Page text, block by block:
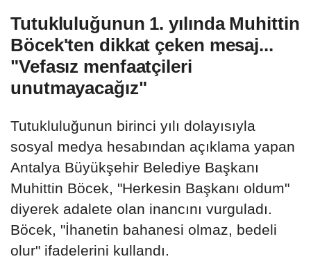
Tutukluluğunun 1. yılında Muhittin
Böcek'ten dikkat çeken mesaj...
"Vefasız menfaatçileri
unutmayacağız"
Tutukluluğunun birinci yılı dolayısıyla
sosyal medya hesabından açıklama yapan
Antalya Büyükşehir Belediye Başkanı
Muhittin Böcek, "Herkesin Başkanı oldum"
diyerek adalete olan inancını vurguladı.
Böcek, "İhanetin bahanesi olmaz, bedeli
olur" ifadelerini kullandı.